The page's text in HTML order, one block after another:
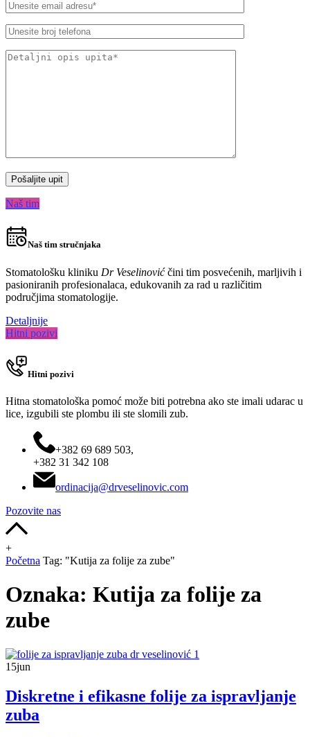
Naš tim
Naš tim stručnjaka
Stomatološku kliniku Dr Veselinovićčini tim posvećenih, marljivih i
pasioniranih profesionalaca, edukovanih za rad u različitim
područjima stomatologije.
Detaljnije
Hitni pozivi
Hitni pozivi
Hitna stomatološka pomoć može biti potrebna ako ste imali udarac u
lice, izgubili ste plombu ili ste slomili zub.
+382 69 689 503,
+382 31 342 108
ordinacija@drveselinovic.com
Pozovite nas
+
Početna Tag: "Kutija za folije za zube"
Oznaka: Kutija za folije za
zube
15jun
Diskretne i efikasne folije za ispravljanje
zuba